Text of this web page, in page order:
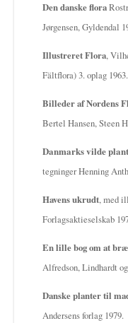
Den danske flora
Jørgensen, Gyldendal
Illustreret Flora,
Fältflora) 3. oplag 1963.
Billeder af Nordens
Bertel Hansen, Steen
Danmarks vilde
tegninger Henning
Havens ukrudt, med
Forlagsaktieselskab
En lille bogom at
Alfredson, Lindhardt
Danske planter til
Andersens forlag 1979.